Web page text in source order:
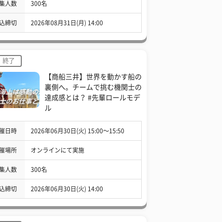
人数 300名
締切 2026年08月31日(月) 14:00
終了
【商船三井】世界を動かす船の
裏側へ。チームで挑む機関士の
達成感とは？ #先輩ロールモデ
ル
日時 2026年06月30日(火) 15:00〜15:50
場所 オンラインにて実施
人数 300名
締切 2026年06月30日(火) 14:00